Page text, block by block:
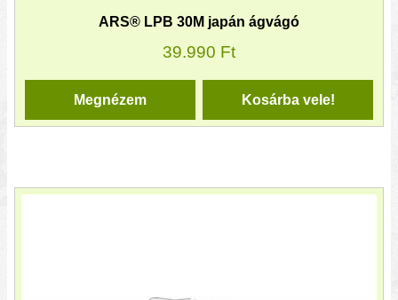
ARS® LPB 30M japán ágvágó
39.990 Ft
Kosárba vele!
Megnézem